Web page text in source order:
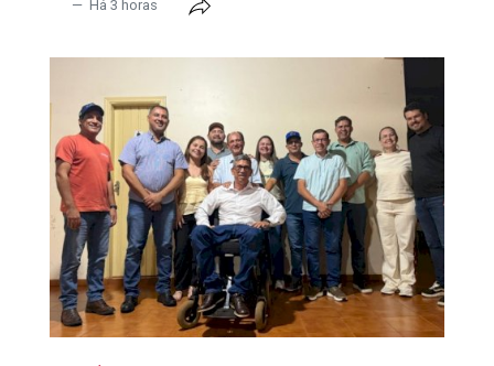
Há 3 horas